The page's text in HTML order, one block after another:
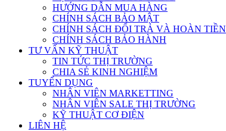
HƯỚNG DẪN MUA HÀNG
CHÍNH SÁCH BẢO MẬT
CHÍNH SÁCH ĐỔI TRẢ VÀ HOÀN TIỀN
CHÍNH SÁCH BẢO HÀNH
TƯ VẤN KỸ THUẬT
TIN TỨC THỊ TRƯỜNG
CHIA SẺ KINH NGHIỆM
TUYỂN DỤNG
NHÂN VIÊN MARKETTING
NHÂN VIÊN SALE THỊ TRƯỜNG
KỸ THUẬT CƠ ĐIỆN
LIÊN HỆ